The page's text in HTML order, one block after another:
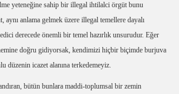
yeteneğine sahip bir illegal ihtilalci örgüt bunu
aynı anlama gelmek üzere illegal temellere dayalı
derecede önemli bir temel hazırlık unsurudur. Eğer
doğru gidiyorsak, kendimizi hiçbir biçimde burjuva
düzenin icazet alanına terkedemeyiz.
bütün bunlara maddi-toplumsal bir zemin